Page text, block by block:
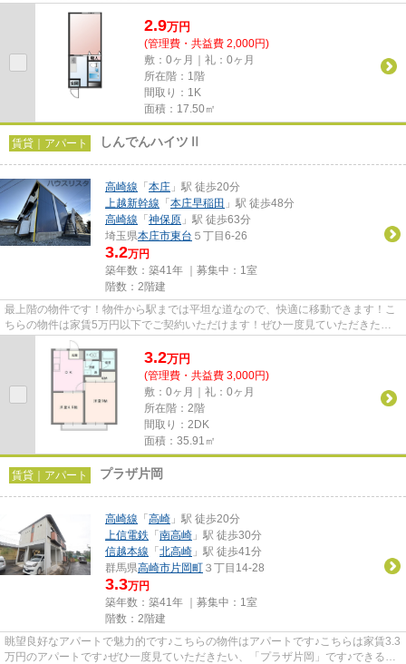
2.9万円
(管理費・共益費 2,000円)
敷：0ヶ月｜礼：0ヶ月
所在階：1階
間取り：1K
面積：17.50㎡
賃貸｜アパート しんでんハイツⅡ
高崎線 「 本庄 」駅 徒歩20分
上越新幹線 「 本庄早稲田 」駅 徒歩48分
高崎線 「 神保原 」駅 徒歩63分
埼玉県本庄市東台 ５丁目6-26
3.2万円
築年数：築41年 ｜募集中： 1室
階数：2階建
最上階の物件です！物件から駅までは平坦な道なので、快適に移動できます！こ
ちらの物件は家賃5万円以下でご契約いただけます！ぜひ一度見ていただきた
い、「しんでんハイツⅡ」です！...
3.2万円
(管理費・共益費 3,000円)
敷：0ヶ月｜礼：0ヶ月
所在階：2階
間取り：2DK
面積：35.91㎡
賃貸｜アパート プラザ片岡
高崎線 「 高崎 」駅 徒歩20分
上信電鉄 「 南高崎 」駅 徒歩30分
信越本線 「 北高崎 」駅 徒歩41分
群馬県高崎市片岡町 ３丁目14-28
3.3万円
築年数：築41年 ｜募集中： 1室
階数：2階建
眺望良好なアパートで魅力的です♪こちらの物件はアパートです♪こちらは家賃3.3
万円のアパートです♪ぜひ一度見ていただきたい、「プラザ片岡」です♪できるだ